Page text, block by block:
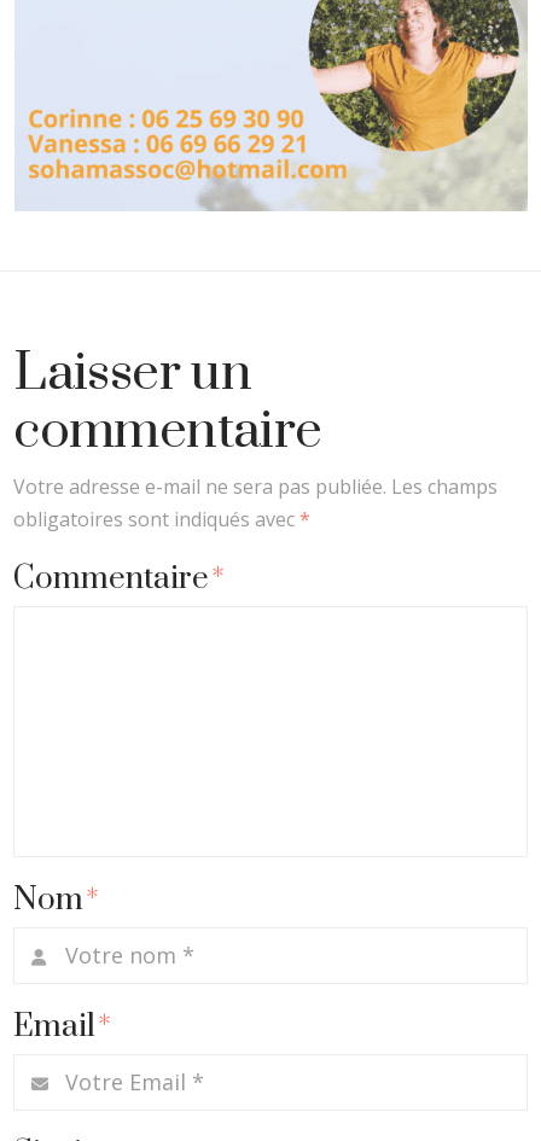
Laisser un
commentaire
Votre adresse e-mail ne sera pas publiée. Les champs
obligatoires sont indiqués avec*
Commentaire*
Nom*
Email*